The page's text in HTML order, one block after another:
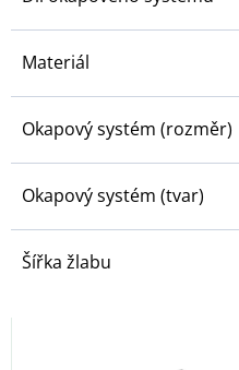
Materiál
Okapový systém (rozměr)
Okapový systém (tvar)
Šířka žlabu
V